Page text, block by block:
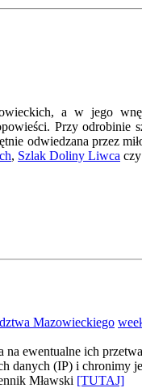
a w jego
Przy odrobinie
odwiedzana przez
, Szlak Doliny Liwca czy
Mazowieckiego
ewentualne ich
danych (IP) i chronimy
Mławski [TUTAJ]